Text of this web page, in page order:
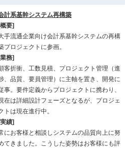
計系基幹システム再構築
要]
手流通企業向け会計系基幹システムの再構
プロジェクトに参画。
務]
客折衝、工数見積、プロジェクト管理（進
、品質、要員管理）に主軸を置き、開発に
事。要件定義からプロジェクトに携わり、
在は詳細設計フェーズとなるが、プロジェ
トは現在進行中。
績]
にお客様と相談しシステムの品質向上に努
てきました。こうした姿勢はお客様にも評